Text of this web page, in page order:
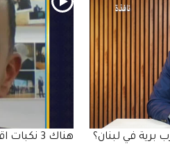
برية في لبنان؟
هناك 3